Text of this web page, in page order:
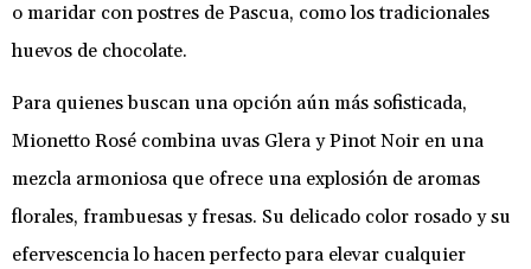
o maridar con postres de Pascua, como los tradicionales
huevos de chocolate.
Para quienes buscan una opción aún más sofisticada,
Mionetto Rosé combina uvas Glera y Pinot Noir en una
mezcla armoniosa que ofrece una explosión de aromas
florales, frambuesas y fresas. Su delicado color rosado y su
efervescencia lo hacen perfecto para elevar cualquier